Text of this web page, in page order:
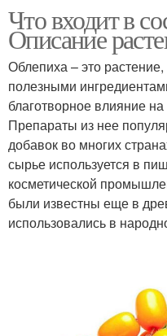
Что входит в
Описание
Облепиха – это растение,
полезными
благотворное влияние
Препараты из нее
добавок во многих
сырье используется в
косметической
были известны еще в
использовались в